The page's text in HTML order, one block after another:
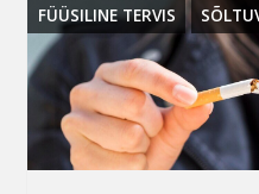
FÜÜSILINE TERVIS